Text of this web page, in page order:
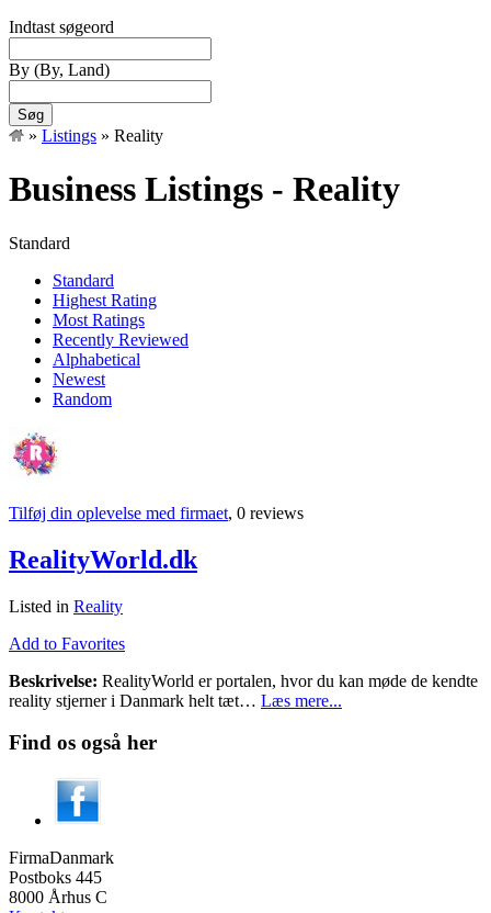
Indtast søgeord
By (By, Land)
Søg
» Listings » Reality
Business Listings - Reality
Standard
Standard
Highest Rating
Most Ratings
Recently Reviewed
Alphabetical
Newest
Random
Tilføj din oplevelse med firmaet, 0 reviews
RealityWorld.dk
Listed in Reality
Add to Favorites
Beskrivelse: RealityWorld er portalen, hvor du kan møde de kendte
reality stjerner i Danmark helt tæt… Læs mere...
Find os også her
FirmaDanmark
Postboks 445
8000 Århus C